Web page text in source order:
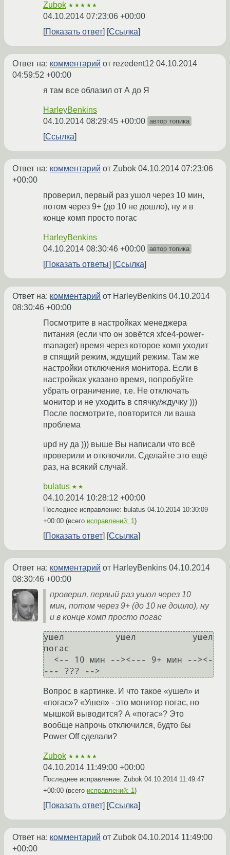
Zubok ★★★★★
04.10.2014 07:23:06 +00:00
Показать ответ
Ссылка
Ответ на: комментарий от rezedent12 04.10.2014
04:59:52 +00:00
я там все облазил от А до Я
HarleyBenkins
04.10.2014 08:29:45 +00:00 автор топика
Ссылка
Ответ на: комментарий от Zubok 04.10.2014 07:23:06
+00:00
проверил, первый раз ушол через 10 мин,
потом через 9+ (до 10 не дошло), ну и в
конце комп просто погас
HarleyBenkins
04.10.2014 08:30:46 +00:00 автор топика
Показать ответы Ссылка
Ответ на: комментарий от HarleyBenkins 04.10.2014
08:30:46 +00:00
Посмотрите в настройках менеджера
питания (если что он зовётся xfce4-power-
manager) время через которое комп уходит
в спящий режим, ждущий режим. Там же
настройки отключения монитора. Если в
настройках указано время, попробуйте
убрать ограничение, т.е. Не отключать
монитор и не уходить в спячку/ждучку )))
После посмотрите, повторится ли ваша
проблема
upd ну да ))) выше Вы написали что всё
проверили и отключили. Сделайте это ещё
раз, на всякий случай.
bulatus ★★
04.10.2014 10:28:12 +00:00
Последнее исправление: bulatus 04.10.2014 10:30:09
+00:00 (всего исправлений: 1)
Показать ответ Ссылка
Ответ на: комментарий от HarleyBenkins 04.10.2014
08:30:46 +00:00
проверил, первый раз ушол через 10
мин, потом через 9+ (до 10 не дошло), ну
и в конце комп просто погас
ушел          ушел           ушел
погас
Вопрос в картинке. И что такое «ушел» и
«погас»? «Ушел» - это монитор погас, но
мышкой выводится? А «погас»? Это
вообще напрочь отключился, будто бы
Power Off сделали?
Zubok ★★★★★
04.10.2014 11:49:00 +00:00
Последнее исправление: Zubok 04.10.2014 11:49:47
+00:00 (всего исправлений: 1)
Показать ответ Ссылка
Ответ на: комментарий от Zubok 04.10.2014 11:49:00
+00:00